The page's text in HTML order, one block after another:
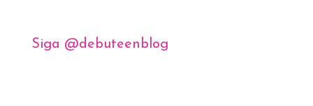
Siga @debuteenblog